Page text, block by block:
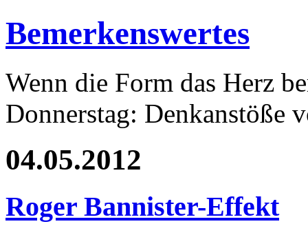
Bemerkenswertes
Wenn die Form das Herz
Donnerstag: Denkanstöße
04.05.2012
Roger Bannister-Effekt